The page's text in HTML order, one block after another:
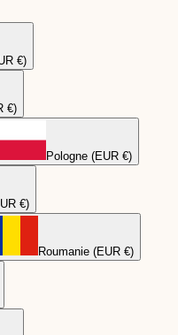
€)
€)
Pologne (EUR €)
€)
Roumanie (EUR €)